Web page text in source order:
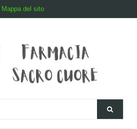
Mappa del sito